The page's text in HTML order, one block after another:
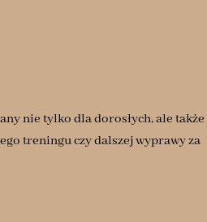
nie tylko dla dorosłych, ale także
treningu czy dalszej wyprawy za